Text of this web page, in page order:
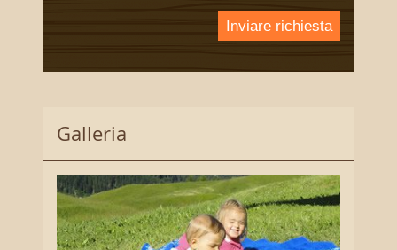
Inviare richiesta
Galleria